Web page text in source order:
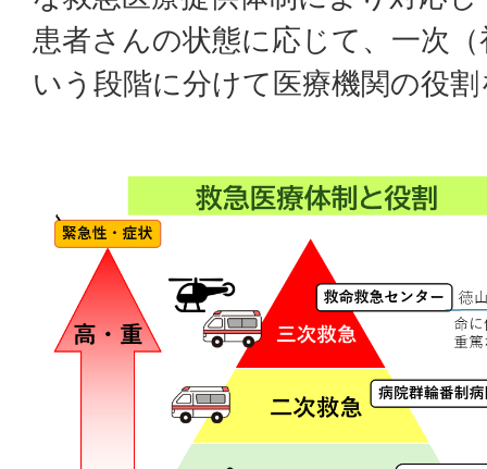
患者さんの状態に応じて、一次
いう段階に分けて医療機関の役